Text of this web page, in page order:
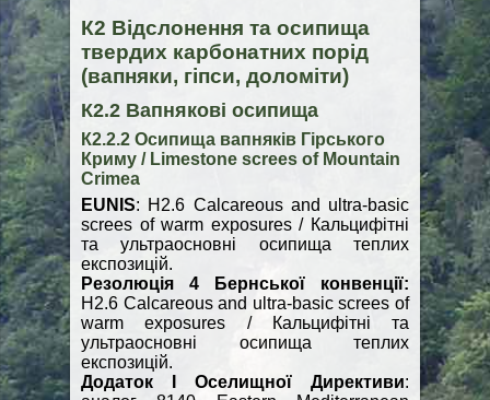
К2 Відслонення та осипища
твердих карбонатних порід
(вапняки, гіпси, доломіти)
К2.2 Вапнякові осипища
К2.2.2 Осипища вапняків Гірського
Криму / Limestone screes of Mountain
Crimea
EUNIS: H2.6 Calcareous and ultra-basic
screes of warm exposures / Кальцифітні
та ультраосновні осипища теплих
експозицій.
Резолюція 4 Бернської конвенції:
H2.6 Calcareous and ultra-basic screes of
warm exposures / Кальцифітні та
ультраосновні осипища теплих
експозицій.
Додаток І Оселищної Директиви: